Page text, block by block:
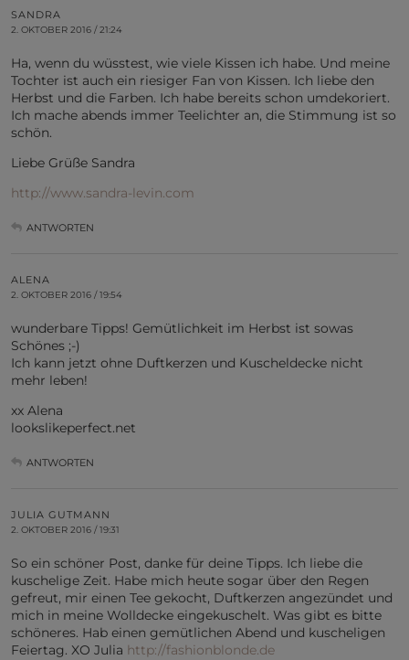
SANDRA
2. OKTOBER 2016 / 21:24
Ha, wenn du wüsstest, wie viele Kissen ich habe. Und meine
Tochter ist auch ein riesiger Fan von Kissen. Ich liebe den
Herbst und die Farben. Ich habe bereits schon umdekoriert.
Ich mache abends immer Teelichter an, die Stimmung ist so
schön.
Liebe Grüße Sandra
http://www.sandra-levin.com
ANTWORTEN
ALENA
2. OKTOBER 2016 / 19:54
wunderbare Tipps! Gemütlichkeit im Herbst ist sowas
Schönes ;-)
Ich kann jetzt ohne Duftkerzen und Kuscheldecke nicht
mehr leben!
xx Alena
lookslikeperfect.net
ANTWORTEN
JULIA GUTMANN
2. OKTOBER 2016 / 19:31
So ein schöner Post, danke für deine Tipps. Ich liebe die
kuschelige Zeit. Habe mich heute sogar über den Regen
gefreut, mir einen Tee gekocht, Duftkerzen angezündet und
mich in meine Wolldecke eingekuschelt. Was gibt es bitte
schöneres. Hab einen gemütlichen Abend und kuscheligen
Feiertag. XO Julia http://fashionblonde.de